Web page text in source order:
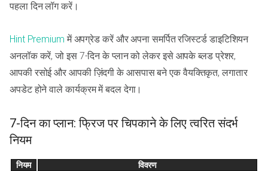
पहला दिन लॉग करें।
Hint Premium में अपग्रेड करें और अपना समर्पित रजिस्टर्ड डाइटिशियन
अनलॉक करें, जो इस 7-दिन के प्लान को लेकर इसे आपके ब्लड प्रेशर,
आपकी रसोई और आपकी ज़िंदगी के आसपास बने एक वैयक्तिकृत, लगातार
अपडेट होने वाले कार्यक्रम में बदल देगा।
7-दिन का प्लान: फ्रिज पर चिपकाने के लिए त्वरित संदर्भ
नियम
नियम विवरण